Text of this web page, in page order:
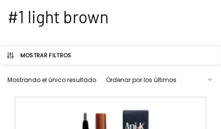
#1 light brown
MOSTRAR FILTROS
Mostrando el único resultado